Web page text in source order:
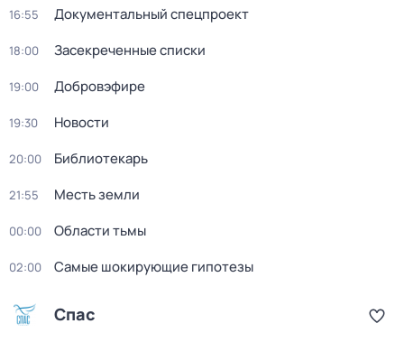
16:55 Документальный спецпроект
18:00 Заcекрeченные списки
19:00 Добровэфире
19:30 Новости
20:00 Библиотекарь
21:55 Месть земли
00:00 Области тьмы
02:00 Самые шoкиpующие гипотезы
Спас